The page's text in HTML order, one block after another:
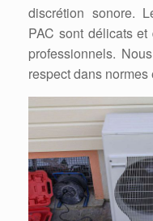
discrétion sonore.
PAC sont délicats
professionnels.
respect dans